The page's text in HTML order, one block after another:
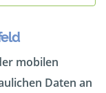
mobilen
Daten an